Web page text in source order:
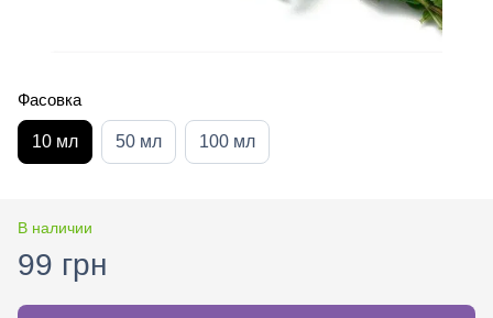
Фасовка
10 мл 50 мл 100 мл
В наличии
99 грн